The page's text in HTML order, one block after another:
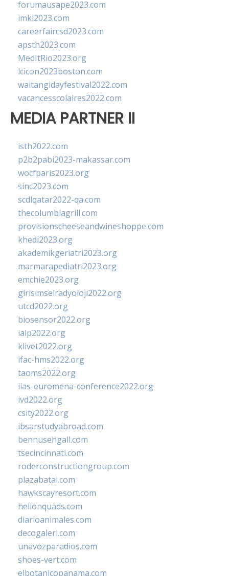
forumausape2023.com
imkl2023.com
careerfaircsd2023.com
apsth2023.com
MedItRio2023.org
lcicon2023boston.com
waitangidayfestival2022.com
vacancesscolaires2022.com
MEDIA PARTNER II
isth2022.com
p2b2pabi2023-makassar.com
wocfparis2023.org
sinc2023.com
scdlqatar2022-qa.com
thecolumbiagrill.com
provisionscheeseandwineshoppe.com
khedi2023.org
akademikgeriatri2023.org
marmarapediatri2023.org
emchie2023.org
girisimselradyoloji2022.org
utcd2022.org
biosensor2022.org
ialp2022.org
klivet2022.org
ifac-hms2022.org
taoms2022.org
iias-euromena-conference2022.org
ivd2022.org
csity2022.org
ibsarstudyabroad.com
bennusehgall.com
tsecincinnati.com
roderconstructiongroup.com
plazabatai.com
hawkscayresort.com
hellonquads.com
diarioanimales.com
decogaleri.com
unavozparadios.com
shoes-vert.com
elbotanicopanama.com